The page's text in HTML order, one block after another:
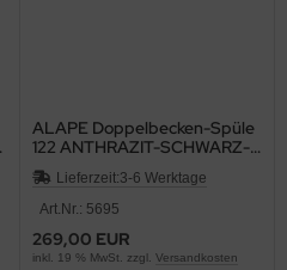
ALAPE Doppelbecken-Spüle
122 ANTHRAZIT-SCHWARZ-
MATT 92x47,5 cm
Lieferzeit:3-6 Werktage
Art.Nr.: 5695
269,00 EUR
inkl. 19 % MwSt. zzgl. Versandkosten